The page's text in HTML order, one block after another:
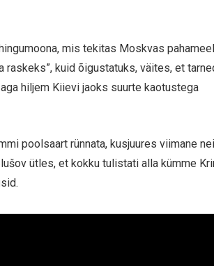
mis tekitas Moskvas
kuid õigustatuks, väites, et
hiljem Kiievi jaoks suurte kaotustega
poolsaart rünnata, kusjuures viimane
ütles, et kokku tulistati alla kümme